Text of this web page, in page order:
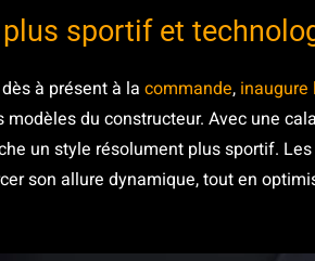
sportif et
à présent à la commande, inaugure
modèles du constructeur. Avec une
un style résolument plus sportif.
son allure dynamique, tout en